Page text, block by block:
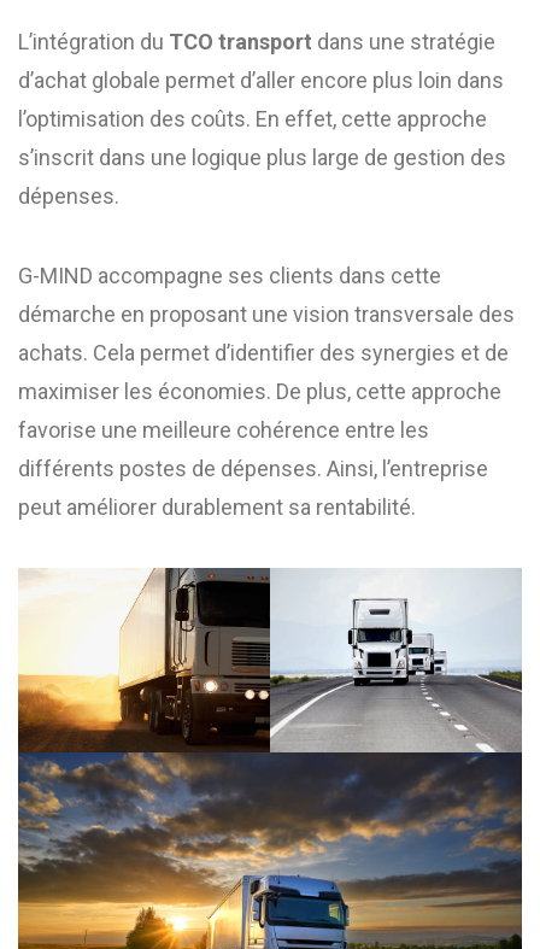
L’intégration du TCO transport dans une stratégie
d’achat globale permet d’aller encore plus loin dans
l’optimisation des coûts. En effet, cette approche
s’inscrit dans une logique plus large de gestion des
dépenses.
G-MIND accompagne ses clients dans cette
démarche en proposant une vision transversale des
achats. Cela permet d’identifier des synergies et de
maximiser les économies. De plus, cette approche
favorise une meilleure cohérence entre les
différents postes de dépenses. Ainsi, l’entreprise
peut améliorer durablement sa rentabilité.